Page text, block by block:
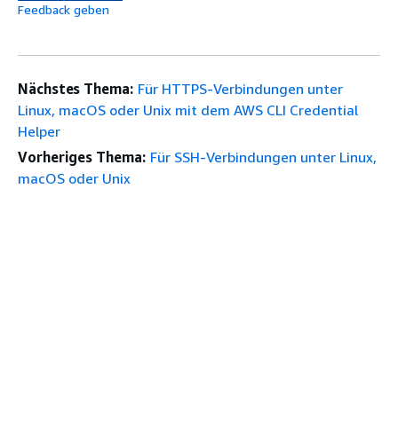
Feedback geben
Nächstes Thema: Für HTTPS-Verbindungen unter
Linux, macOS oder Unix mit dem AWS CLI Credential
Helper
Vorheriges Thema: Für SSH-Verbindungen unter Linux,
macOS oder Unix